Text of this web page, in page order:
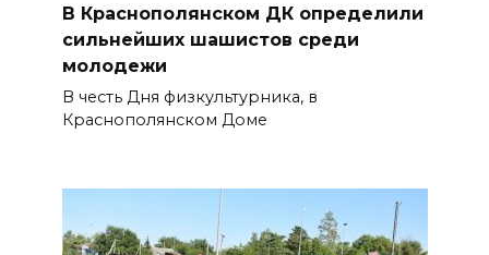
В Краснополянском ДК определили
сильнейших шашистов среди
молодежи
В честь Дня физкультурника, в
Краснополянском Доме